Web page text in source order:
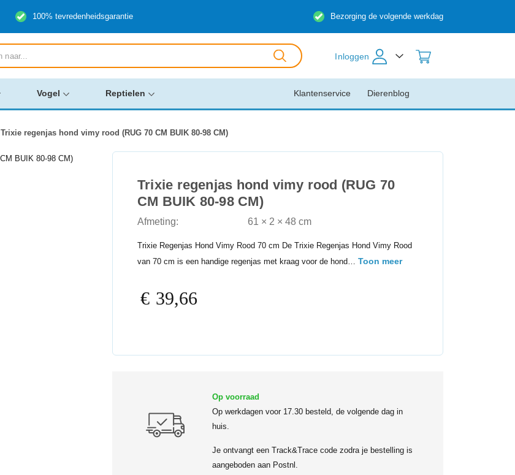
100% tevredenheidsgarantie Bezorging de volgende werkdag
Inloggen
Vogel Reptielen Dierenblog
Klantenservice
Trixie regenjas hond vimy rood (RUG 70 CM BUIK 80-98 CM)
Trixie regenjas hond vimy rood (RUG 70
CM BUIK 80-98 CM)
Afmeting: 61 × 2 × 48 cm
Trixie Regenjas Hond Vimy Rood 70 cm De Trixie Regenjas Hond Vimy Rood
van 70 cm is een handige regenjas met kraag voor de hond… Toon meer
€ 39,66
Op voorraad
Op werkdagen voor 17.30 besteld, de volgende dag in
huis.
Je ontvangt een Track&Trace code zodra je bestelling is
aangeboden aan Postnl.